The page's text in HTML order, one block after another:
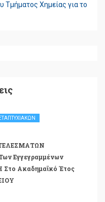
Τμήματος Χημείας για το
Εγγεγραμμένων
Στο Ακαδημαϊκό Έτος